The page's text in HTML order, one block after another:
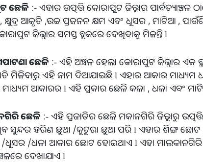
ଛେଳି :- ଏହାର ଉତ୍ପତ୍ତି କୋରାପୁଟ ଜିଲ୍ଲାର ପାର୍ବତ୍ୟାଞ୍ଚଳ
କ୍ଷୁଦ୍ର ଆକୃତି ,ଉଚ୍ଚ ପ୍ରଜନନ କ୍ଷମ ଏବଂ ଧୂସର , ମାଟିଆ ,
ଜିଲ୍ଲାର ସମସ୍ତ ବ୍ଲକରେ ଦେଖିବାକୁ ମିଳନ୍ତି l
ଛେଳି :- ଏହି ଅଞ୍ଚଳ ହେଲା କୋରାପୁଟ ଜିଲ୍ଲାର ଏକ
ମିଳିବାରୁ ଏହି ନାମ ଦିଆଯାଇଛି l ଏହାର ଆକାର ମାଧ୍ୟମ
ଆକାରର l ଏହି ପ୍ରକାର ଛେଳି କଳା , ଧଳା ଏବଂ
ଛେଳି :- ଏହି ପ୍ରଜାତିର ଛେଳି ମକାନଗିରି ଜିଲ୍ଲାରୁ
ସୁନ୍ଦର ହରିଣ ଛୁଆ /କୁଟୁରା ଛୁଆ ପରି l ଏହାର ଶିଙ୍ଗ ଛୋଟ ,
ଧୂସର /ଧଳା ଆକାର ଛୋଟ ହୋଇଥାଏ l ଏହା ମାଲକାନଗିରି
ଦେଖାଯାଏ l